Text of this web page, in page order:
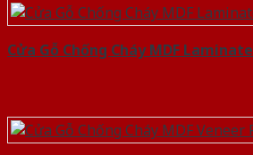
Cửa Gỗ Chống Cháy MDF Laminate